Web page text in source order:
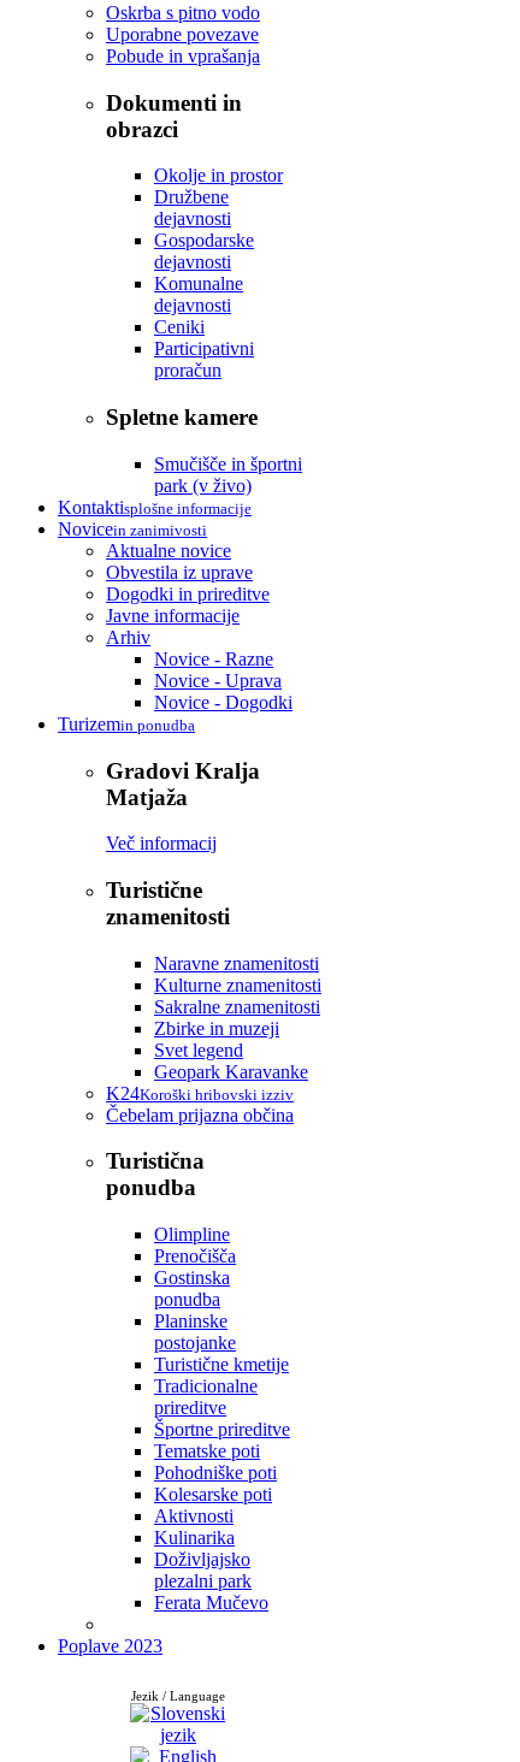
Oskrba s pitno vodo
Uporabne povezave
Pobude in vprašanja
Dokumenti in
obrazci
Okolje in prostor
Družbene
dejavnosti
Gospodarske
dejavnosti
Komunalne
dejavnosti
Ceniki
Participativni
proračun
Spletne kamere
Smučišče in športni
park (v živo)
Kontaktisplošne informacije
Novicein zanimivosti
Aktualne novice
Obvestila iz uprave
Dogodki in prireditve
Javne informacije
Arhiv
Novice - Razne
Novice - Uprava
Novice - Dogodki
Turizemin ponudba
Gradovi Kralja
Matjaža
Več informacij
Turistične
znamenitosti
Naravne znamenitosti
Kulturne znamenitosti
Sakralne znamenitosti
Zbirke in muzeji
Svet legend
Geopark Karavanke
K24Koroški hribovski izziv
Čebelam prijazna občina
Turistična
ponudba
Olimpline
Prenočišča
Gostinska
ponudba
Planinske
postojanke
Turistične kmetije
Tradicionalne
prireditve
Športne prireditve
Tematske poti
Pohodniške poti
Kolesarske poti
Aktivnosti
Kulinarika
Doživljajsko
plezalni park
Ferata Mučevo
Poplave 2023
Jezik / Language